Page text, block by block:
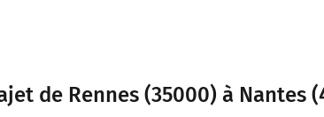
de Rennes (35000) à Nantes